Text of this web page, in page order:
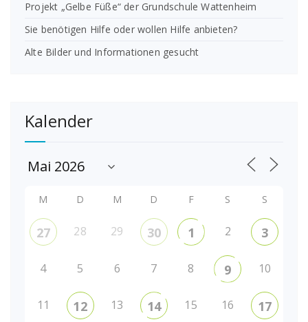
Projekt „Gelbe Füße“ der Grundschule Wattenheim
Sie benötigen Hilfe oder wollen Hilfe anbieten?
Alte Bilder und Informationen gesucht
Kalender
M D M D F S S
27 28 29 30 1 2 3
4 5 6 7 8 9 10
11 12 13 14 15 16 17